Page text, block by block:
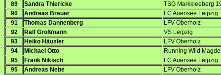
89
Sandra Thiericke
TSG Markkleeberg
90
Andreas Breuer
LC Auensee Leipzig
91
Thomas Dannenberg
LFV Oberholz
92
Ralf Großmann
VS Leipzig
93
Heiko Häusler
LFV Oberholz
94
Michael Otto
Running Wild
95
Frank Nikisch
LC Auensee Leipzig
95
Andreas Nebe
LFV Oberholz